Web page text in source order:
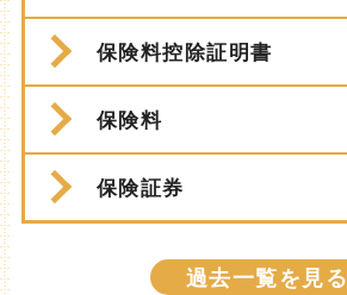
保険料控除証明書
保険料
保険証券
過去一覧を見る